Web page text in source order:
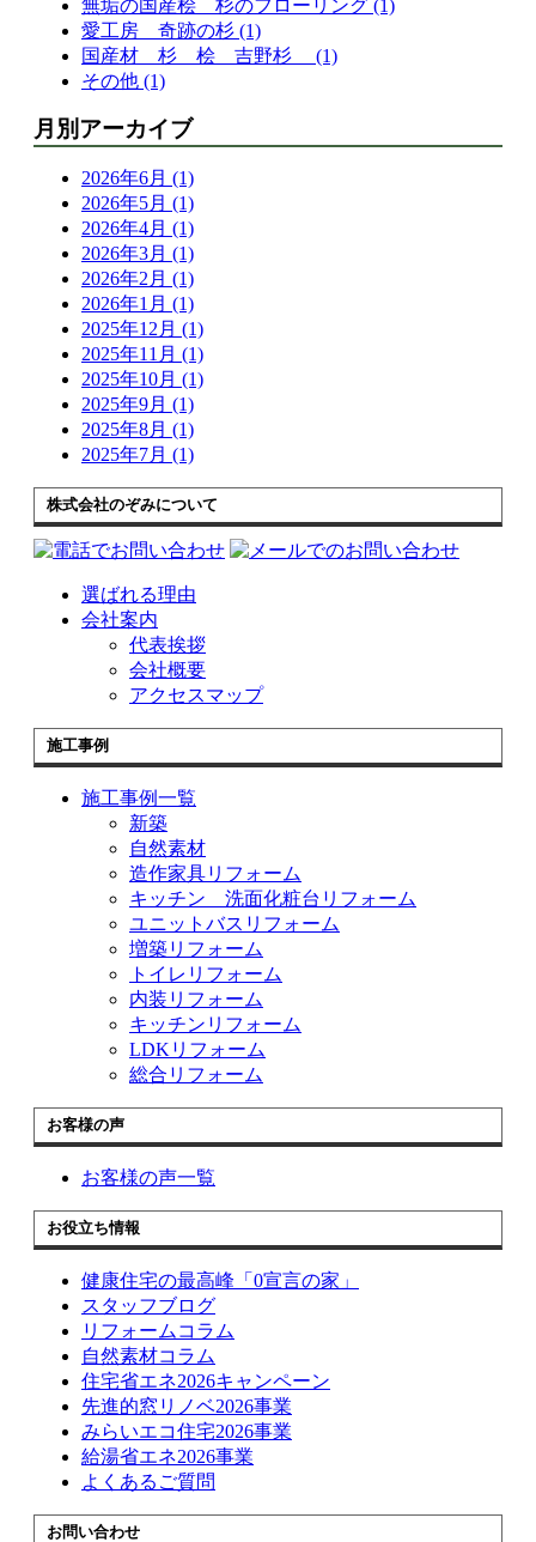
無垢の国産桧 杉のフローリング (1)
愛工房 奇跡の杉 (1)
国産材 杉 桧 吉野杉 (1)
その他 (1)
月別アーカイブ
2026年6月 (1)
2026年5月 (1)
2026年4月 (1)
2026年3月 (1)
2026年2月 (1)
2026年1月 (1)
2025年12月 (1)
2025年11月 (1)
2025年10月 (1)
2025年9月 (1)
2025年8月 (1)
2025年7月 (1)
株式会社のぞみについて
選ばれる理由
会社案内
代表挨拶
会社概要
アクセスマップ
施工事例
施工事例一覧
新築
自然素材
造作家具リフォーム
キッチン 洗面化粧台リフォーム
ユニットバスリフォーム
増築リフォーム
トイレリフォーム
内装リフォーム
キッチンリフォーム
LDKリフォーム
総合リフォーム
お客様の声
お客様の声一覧
お役立ち情報
健康住宅の最高峰「0宣言の家」
スタッフブログ
リフォームコラム
自然素材コラム
住宅省エネ2026キャンペーン
先進的窓リノベ2026事業
みらいエコ住宅2026事業
給湯省エネ2026事業
よくあるご質問
お問い合わせ